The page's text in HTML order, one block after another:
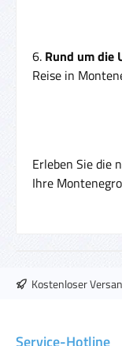
6. Rund um die
Reise in
Erleben Sie die
Ihre
Kostenloser
Service-Hotline